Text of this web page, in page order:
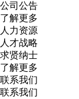
公司公告
了解更多
人力资源
人才战略
求贤纳士
了解更多
联系我们
联系我们